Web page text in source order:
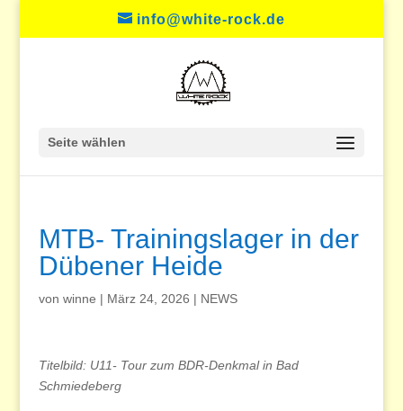
info@white-rock.de
Seite wählen
MTB- Trainingslager in der
Dübener Heide
von winne | März 24, 2026 | NEWS
Titelbild: U11- Tour zum BDR-Denkmal in Bad
Schmiedeberg